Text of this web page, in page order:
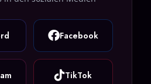
Facebook
TikTok